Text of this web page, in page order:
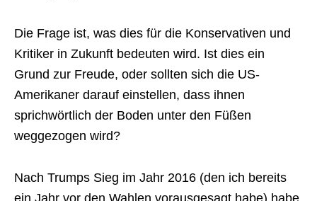
Die Frage ist, was dies für die Konservativen und
Kritiker in Zukunft bedeuten wird. Ist dies ein
Grund zur Freude, oder sollten sich die US-
Amerikaner darauf einstellen, dass ihnen
sprichwörtlich der Boden unter den Füßen
weggezogen wird?
Nach Trumps Sieg im Jahr 2016 (den ich bereits